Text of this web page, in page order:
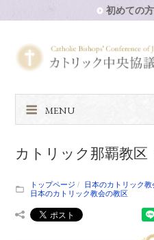
初めての
MENU
カトリック那覇教区
トップページ
日本のカトリック教
日本のカトリック教会の教区